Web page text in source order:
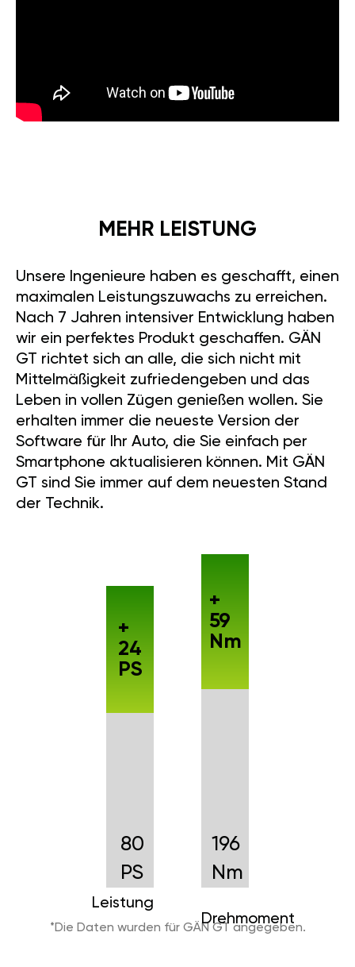
MEHR LEISTUNG
Unsere Ingenieure haben es geschafft, einen
maximalen Leistungszuwachs zu erreichen.
Nach 7 Jahren intensiver Entwicklung haben
wir ein perfektes Produkt geschaffen. GÄN
GT richtet sich an alle, die sich nicht mit
Mittelmäßigkeit zufriedengeben und das
Leben in vollen Zügen genießen wollen. Sie
erhalten immer die neueste Version der
Software für Ihr Auto, die Sie einfach per
Smartphone aktualisieren können. Mit GÄN
GT sind Sie immer auf dem neuesten Stand
der Technik.
80
PS
Leistung
+
24
PS
196
Nm
Drehmoment
+
59
Nm
*Die Daten wurden für GÄN GT angegeben.